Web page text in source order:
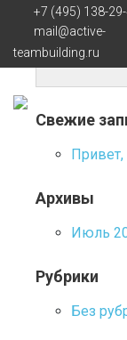
+7 (495) 138-
mail@active-
teambuilding.ru
Навигация
записям
Найти:
Свежие
Архивы
Июль
Рубрики
Без